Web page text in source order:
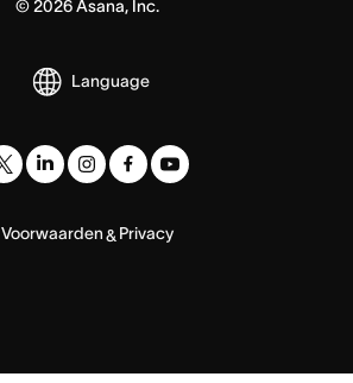
© 2026Asana, Inc.
Language
Voorwaarden& Privacy